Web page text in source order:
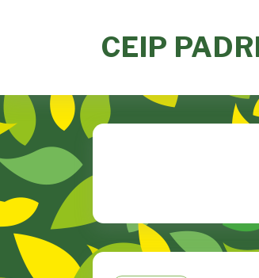
CEIP